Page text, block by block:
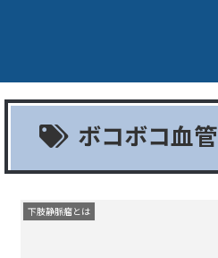
ボコボコ血管
下肢静脈瘤とは